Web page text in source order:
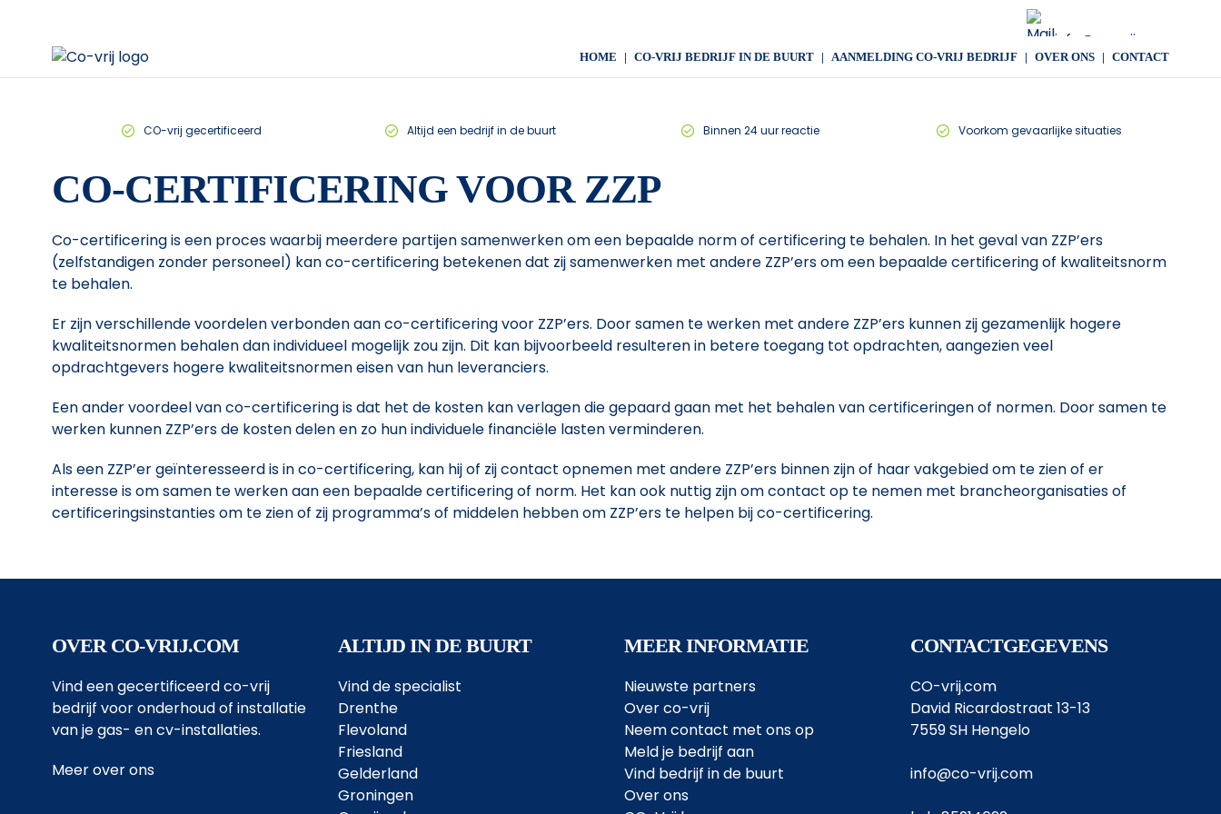
info@co-vrij.com
HOME CO-VRIJ BEDRIJF IN DE BUURT AANMELDING CO-VRIJ BEDRIJF OVER ONS CONTACT
CO-vrij gecertificeerd Altijd een bedrijf in de buurt Binnen 24 uur reactie Voorkom gevaarlijke situaties
CO-CERTIFICERING VOOR ZZP
Co-certificering is een proces waarbij meerdere partijen samenwerken om een bepaalde norm of certificering te behalen. In het geval van ZZP’ers
(zelfstandigen zonder personeel) kan co-certificering betekenen dat zij samenwerken met andere ZZP’ers om een bepaalde certificering of kwaliteitsnorm
te behalen.
Er zijn verschillende voordelen verbonden aan co-certificering voor ZZP’ers. Door samen te werken met andere ZZP’ers kunnen zij gezamenlijk hogere
kwaliteitsnormen behalen dan individueel mogelijk zou zijn. Dit kan bijvoorbeeld resulteren in betere toegang tot opdrachten, aangezien veel
opdrachtgevers hogere kwaliteitsnormen eisen van hun leveranciers.
Een ander voordeel van co-certificering is dat het de kosten kan verlagen die gepaard gaan met het behalen van certificeringen of normen. Door samen te
werken kunnen ZZP’ers de kosten delen en zo hun individuele financiële lasten verminderen.
Als een ZZP’er geïnteresseerd is in co-certificering, kan hij of zij contact opnemen met andere ZZP’ers binnen zijn of haar vakgebied om te zien of er
interesse is om samen te werken aan een bepaalde certificering of norm. Het kan ook nuttig zijn om contact op te nemen met brancheorganisaties of
certificeringsinstanties om te zien of zij programma’s of middelen hebben om ZZP’ers te helpen bij co-certificering.
OVER CO-VRIJ.COM
Vind een gecertificeerd co-vrij
bedrijf voor onderhoud of installatie
van je gas- en cv-installaties.
Meer over ons
ALTIJD IN DE BUURT
Vind de specialist
Drenthe
Flevoland
Friesland
Gelderland
Groningen
MEER INFORMATIE
Nieuwste partners
Over co-vrij
Neem contact met ons op
Meld je bedrijf aan
Vind bedrijf in de buurt
Over ons
CONTACTGEGEVENS
CO-vrij.com
David Ricardostraat 13-13
7559 SH Hengelo
info@co-vrij.com